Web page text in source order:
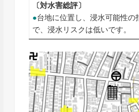
〔対水害総評〕
●台地に位置し、浸水可能性の
で、浸水リスクは低いです。